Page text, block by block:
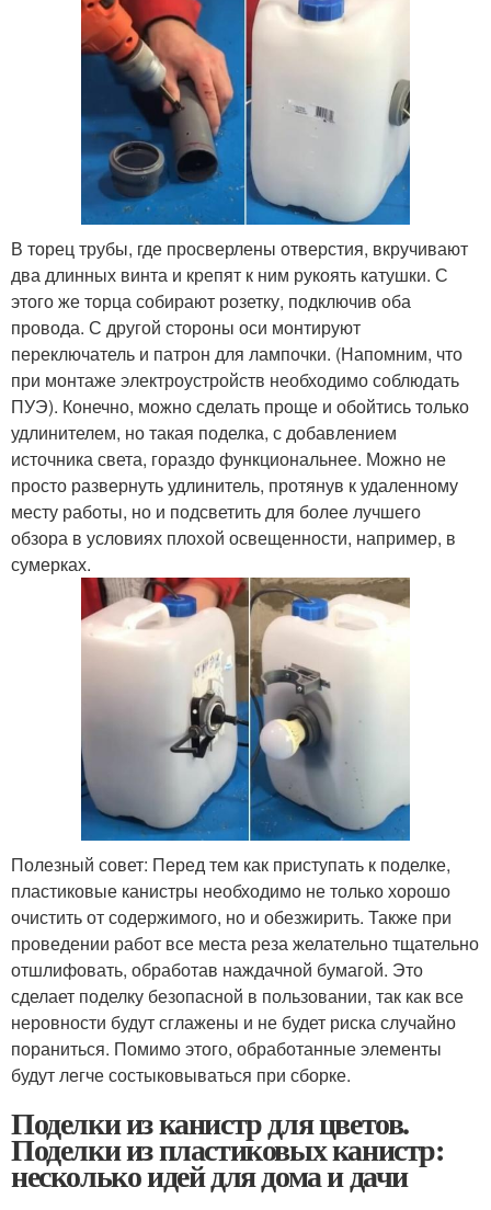
В торец трубы, где просверлены отверстия, вкручивают
два длинных винта и крепят к ним рукоять катушки. С
этого же торца собирают розетку, подключив оба
провода. С другой стороны оси монтируют
переключатель и патрон для лампочки. (Напомним, что
при монтаже электроустройств необходимо соблюдать
ПУЭ). Конечно, можно сделать проще и обойтись только
удлинителем, но такая поделка, с добавлением
источника света, гораздо функциональнее. Можно не
просто развернуть удлинитель, протянув к удаленному
месту работы, но и подсветить для более лучшего
обзора в условиях плохой освещенности, например, в
сумерках.
Полезный совет: Перед тем как приступать к поделке,
пластиковые канистры необходимо не только хорошо
очистить от содержимого, но и обезжирить. Также при
проведении работ все места реза желательно тщательно
отшлифовать, обработав наждачной бумагой. Это
сделает поделку безопасной в пользовании, так как все
неровности будут сглажены и не будет риска случайно
пораниться. Помимо этого, обработанные элементы
будут легче состыковываться при сборке.
Поделки из канистр для цветов.
Поделки из пластиковых канистр:
несколько идей для дома и дачи